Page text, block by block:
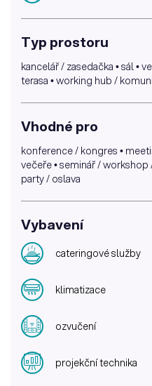
Typ prostoru
kancelář / zasedačka • sál •
terasa • working hub /
Vhodné pro
konference / kongres •
večeře • seminář /
party / oslava
Vybavení
cateringové služby
klimatizace
ozvučení
projekční technika